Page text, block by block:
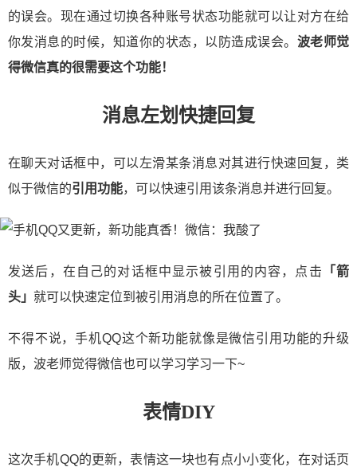
的误会。现在通过切换各种账号状态功能就可以让对方在给
你发消息的时候，知道你的状态，以防造成误会。 波老师觉
得微信真的很需要这个功能！
消息左划快捷回复
在聊天对话框中，可以左滑某条消息对其进行快速回复，类
似于微信的引用功能，可以快速引用该条消息并进行回复。
发送后，在自己的对话框中显示被引用的内容，点击
「箭
头」 就可以快速定位到被引用消息的所在位置了。
不得不说，手机QQ这个新功能就像是微信引用功能的升级
版，波老师觉得微信也可以学习学习一下~
表情DIY
这次手机QQ的更新，表情这一块也有点小小变化，在对话页